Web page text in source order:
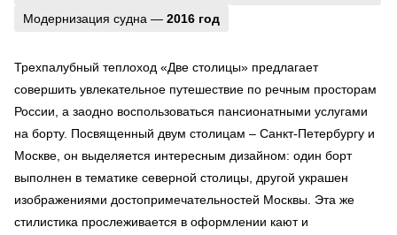
Модернизация судна — 2016 год
Трехпалубный теплоход «Две столицы» предлагает
совершить увлекательное путешествие по речным просторам
России, а заодно воспользоваться пансионатными услугами
на борту. Посвященный двум столицам – Санкт-Петербургу и
Москве, он выделяется интересным дизайном: один борт
выполнен в тематике северной столицы, другой украшен
изображениями достопримечательностей Москвы. Эта же
стилистика прослеживается в оформлении кают и